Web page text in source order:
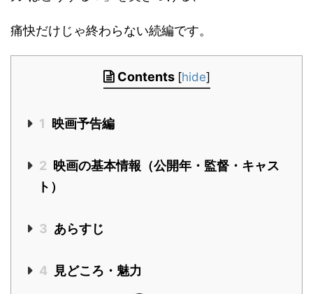
痛快だけじゃ終わらない続編です。
Contents [hide]
1 映画予告編
2
映画の基本情報（公開年・監督・キャス
ト）
3 あらすじ
4 見どころ・魅力